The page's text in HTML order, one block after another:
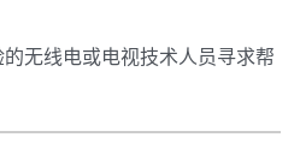
无线电或电视技术人员寻求帮